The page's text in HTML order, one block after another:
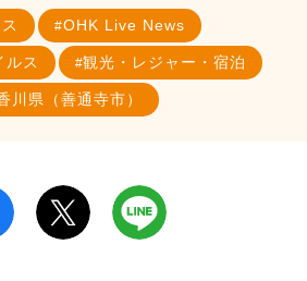
OHK Live News
ルス 観光・レジャー・宿泊
川県（善通寺市）